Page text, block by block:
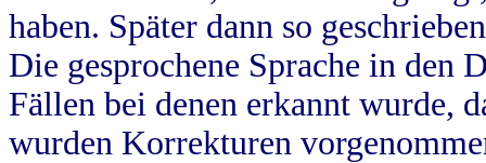
haben. Später dann so
Die gesprochene Sprache in
Fällen bei denen erkannt wurde,
wurden Korrekturen